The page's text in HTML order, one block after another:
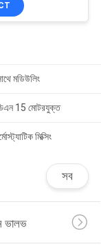
মডিউলিং
ডিএন 15 মোটরযুক্ত
মিক্সিং
সব
ভালভ